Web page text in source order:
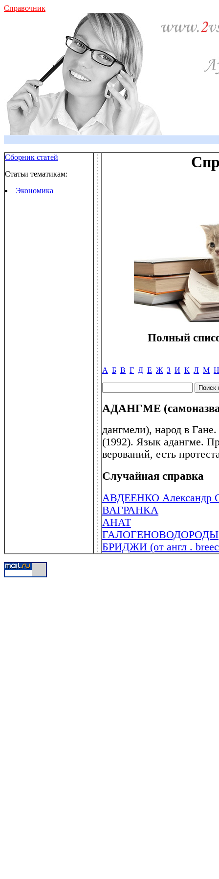
Справочник
Сборник статей
Статьи тематикам:
Экономика
Полный
А Б В Г Д Е Ж З И К Л М Н
АДАНГМЕ
дангмели), народ в
(1992). Язык адангме.
верований, есть
Случайная справка
АВДЕЕНКО Александр
ВАГРАНКА
АНАТ
ГАЛОГЕНОВОДОРОДЫ
БРИДЖИ (от англ .